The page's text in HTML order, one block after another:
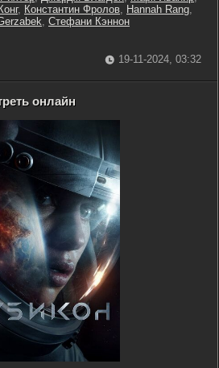
, Константин Фролов, Hannah Rang,
, Стефани Кэннон
19-11-2024, 03:32
онлайн